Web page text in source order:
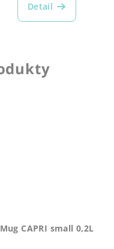
Detail
Mug CAPRI small 0,2L